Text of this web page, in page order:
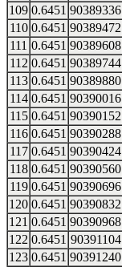
109 0.6451 90389336
110 0.6451 90389472
111 0.6451 90389608
112 0.6451 90389744
113 0.6451 90389880
114 0.6451 90390016
115 0.6451 90390152
116 0.6451 90390288
117 0.6451 90390424
118 0.6451 90390560
119 0.6451 90390696
120 0.6451 90390832
121 0.6451 90390968
122 0.6451 90391104
123 0.6451 90391240